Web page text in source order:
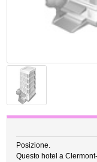
Posizione.
Questo hotel a